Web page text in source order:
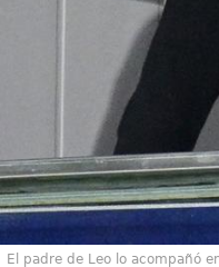
El padre de Leo lo acompañó